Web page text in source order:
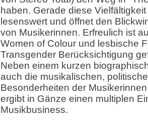
haben. Gerade diese
lesenswert und öffnet den
von Musikerinnen. Erfreulich ist
Women of Colour und lesbische
Transgender Berücksichtigung
Neben einem kurzen
auch die musikalischen,
Besonderheiten der
ergibt in Gänze einen multiplen
Musikbusiness.